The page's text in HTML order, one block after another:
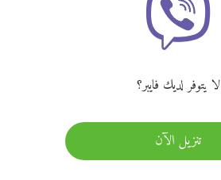
لا يتوفر لديك فايبر؟
تنزيل الآن